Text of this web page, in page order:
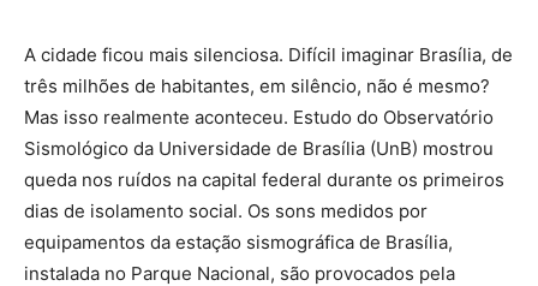
A cidade ficou mais silenciosa. Difícil imaginar Brasília, de
três milhões de habitantes, em silêncio, não é mesmo?
Mas isso realmente aconteceu. Estudo do Observatório
Sismológico da Universidade de Brasília (UnB) mostrou
queda nos ruídos na capital federal durante os primeiros
dias de isolamento social. Os sons medidos por
equipamentos da estação sismográfica de Brasília,
instalada no Parque Nacional, são provocados pela